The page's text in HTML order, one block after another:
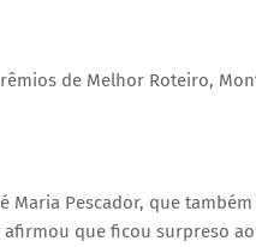
de Melhor Roteiro,
Maria Pescador, que
que ficou surpreso